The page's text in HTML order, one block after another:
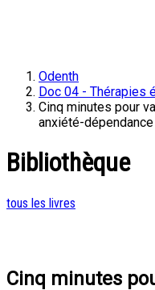
Odenth
Doc 04 - Thérapies
Cinq minutes pour
anxiété-
Bibliothèque
tous les livres
Cinq minutes